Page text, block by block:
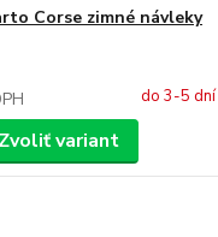
Corse zimné návleky
do 3-5 dní
Zvoliť variant